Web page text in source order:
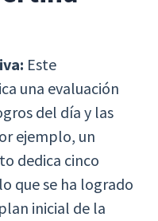
Este
una evaluación
del día y las
ejemplo, un
dedica cinco
que se ha logrado
inicial de la